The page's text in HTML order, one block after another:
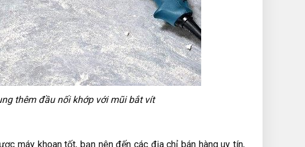
thêm đầu nối khớp với mũi bắt vít
máy khoan tốt, bạn nên đến các địa chỉ bán hàng uy tín,